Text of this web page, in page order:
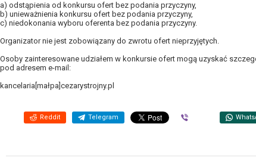
a) odstąpienia od konkursu ofert bez podania przyczyny,
b) unieważnienia konkursu ofert bez podania przyczyny,
c) niedokonania wyboru oferenta bez podania przyczyny.
Organizator nie jest zobowiązany do zwrotu ofert nieprzyjętych.
Osoby zainteresowane udziałem w konkursie ofert mogą uzyskać
pod adresem e-mail:
kancelaria[małpa]cezarystrojny.pl
Reddit Telegram